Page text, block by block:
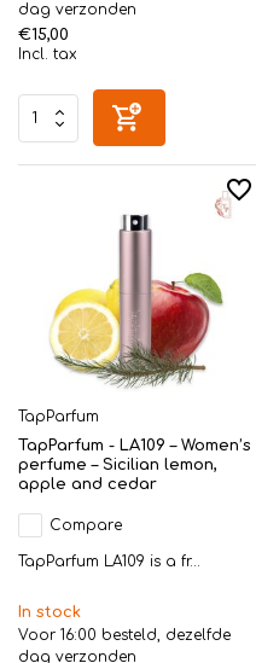
dag verzonden
€15,00
Incl. tax
TapParfum
TapParfum - LA109 – Women’s
perfume – Sicilian lemon,
apple and cedar
Compare
TapParfum LA109 is a fr...
In stock
Voor 16:00 besteld, dezelfde
dag verzonden